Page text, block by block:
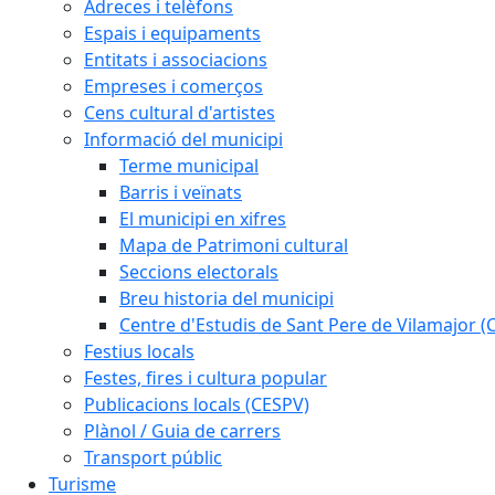
Adreces i telèfons
Espais i equipaments
Entitats i associacions
Empreses i comerços
Cens cultural d'artistes
Informació del municipi
Terme municipal
Barris i veïnats
El municipi en xifres
Mapa de Patrimoni cultural
Seccions electorals
Breu historia del municipi
Centre d'Estudis de Sant Pere de Vilamajor
Festius locals
Festes, fires i cultura popular
Publicacions locals (CESPV)
Plànol / Guia de carrers
Transport públic
Turisme